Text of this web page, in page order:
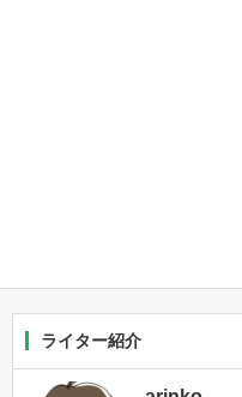
ライター紹介